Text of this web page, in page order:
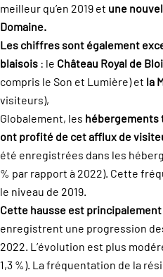
meilleur qu’en 2019 et une
Domaine.
Les chiffres sont également
blaisois : le Château Royal de
compris le Son et Lumière) et la
visiteurs),
Globalement, les hébergements
ont profité de cet afflux de
été enregistrées dans les
% par rapport à 2022). Cette
le niveau de 2019.
Cette hausse est
enregistrent une progression
2022. L’évolution est plus
1,3 %). La fréquentation de la